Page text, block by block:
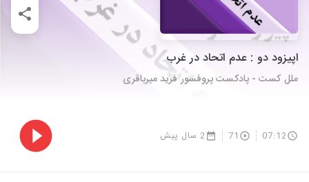
اپیزود دو : عدم اتحاد در غرب
ملل کست - پادکست پروفسور فرید میرباقری
07:12
71 2 سال پیش